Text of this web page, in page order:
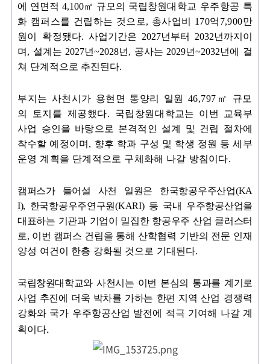
에 연면적 4,100㎡ 규모의 국립창원대학교 우주항공 특
화 캠퍼스를 건립하는 것으로, 총사업비 170억 7,900만
원이 확정됐다. 사업기간은 2027년부터 2032년까지이
며 , 설계는 2027년~2028년 , 공사는 2029년~2032년에 걸
쳐 단계적으로 추진된다.
부지는 사천시가 용현면 통양리 일원 46,797㎡
규모
의 토지를 제공했다. 국립창원 대학교는 이번 교육부
사업 승인을 바탕으로 본격적인 설계 및 건립 절차에
착수할 예 정이며 , 향후 학과 구성 및 학생 정원 등 세부
운영 계획을 단계적으로 구체화해 나갈 방침이다.
캠퍼스가 들어설 사천 일원은 한국항공우주산업(KA
I), 한국항공우주연구원(KARI) 등 국내 우주항공산업을
대표하는 기관과 기업이 밀집한 항공우주 산업 클러스터
로, 이번 캠퍼스 건립을 통해 산학협력 기반의 전문 인재
양성 여건이 한층 강화될 것으로 기대된다.
국립창원대학교와 사천시는 이번 본심의 통과를 계기로
사업 추진에 더욱 박차를 가하는 한편 지역 산업 경쟁력
강화와 국가 우주항공산업 발전에 적극 기여해 나갈 계
획이다.